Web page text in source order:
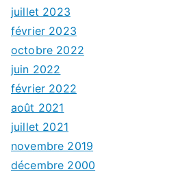
juillet 2023
février 2023
octobre 2022
juin 2022
février 2022
août 2021
juillet 2021
novembre 2019
décembre 2000